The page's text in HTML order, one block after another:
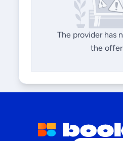
The provider has
the